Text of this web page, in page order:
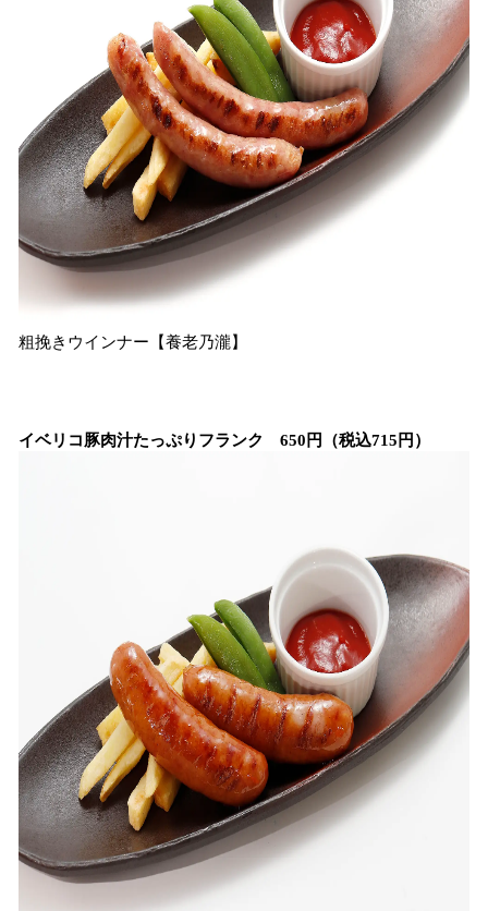
粗挽きウインナー【養老乃瀧】
イベリコ豚肉汁たっぷりフランク 650円（税込715円）